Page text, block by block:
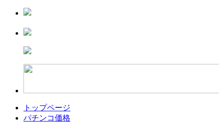
トップページ
パチンコ価格